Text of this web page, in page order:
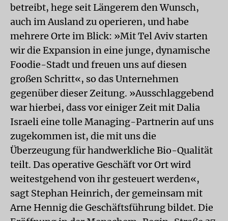
betreibt, hege seit Längerem den Wunsch,
auch im Ausland zu operieren, und habe
mehrere Orte im Blick: »Mit Tel Aviv starten
wir die Expansion in eine junge, dynamische
Foodie-Stadt und freuen uns auf diesen
großen Schritt«, so das Unternehmen
gegenüber dieser Zeitung. »Ausschlaggebend
war hierbei, dass vor einiger Zeit mit Dalia
Israeli eine tolle Managing-Partnerin auf uns
zugekommen ist, die mit uns die
Überzeugung für handwerkliche Bio-Qualität
teilt. Das operative Geschäft vor Ort wird
weitestgehend von ihr gesteuert werden«,
sagt Stephan Heinrich, der gemeinsam mit
Arne Hennig die Geschäftsführung bildet. Die